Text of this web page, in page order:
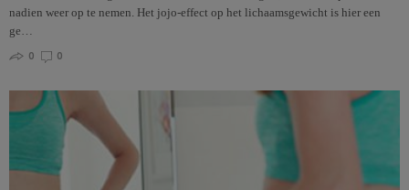
nadien weer op te nemen. Het jojo-effect op het lichaamsgewicht is hier een
ge…
0
0